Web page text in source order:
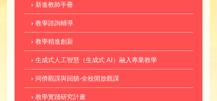
新進教師手冊
教學諮詢輔導
教學精進創新
生成式人工智慧（生成式 AI）融入專業教學
同儕觀課與回饋-全校開放觀課
教學實踐研究計畫